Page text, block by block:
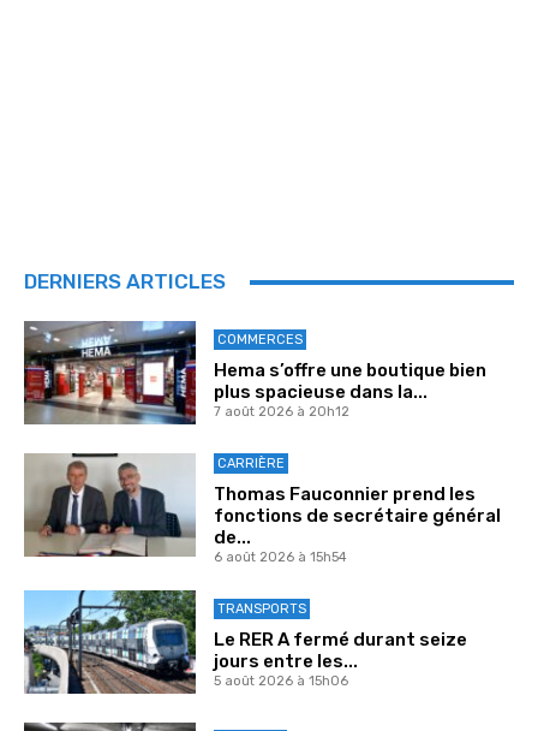
DERNIERS ARTICLES
COMMERCES
Hema s’offre une boutique bien
plus spacieuse dans la...
7 août 2026 à 20h12
CARRIÈRE
Thomas Fauconnier prend les
fonctions de secrétaire général
de...
6 août 2026 à 15h54
TRANSPORTS
Le RER A fermé durant seize
jours entre les...
5 août 2026 à 15h06